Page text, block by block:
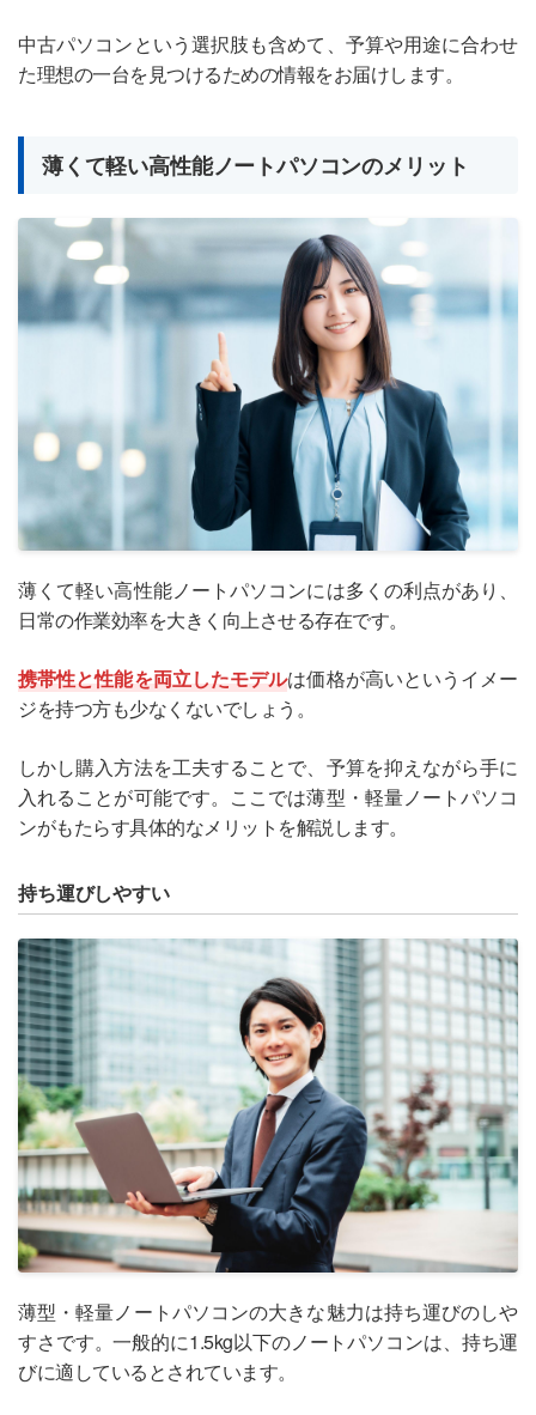
中古パソコンという選択肢も含めて、予算や用途に合わせ
た理想の一台を見つけるための情報をお届けします。
薄くて軽い高性能ノートパソコンのメリット
薄くて軽い高性能ノートパソコンには多くの利点があり、
日常の作業効率を大きく向上させる存在です。
携帯性と性能を両立したモデルは価格が高いというイメー
ジを持つ方も少なくないでしょう。
しかし購入方法を工夫することで、予算を抑えながら手に
入れることが可能です。ここでは薄型・軽量ノートパソコ
ンがもたらす具体的なメリットを解説します。
持ち運びしやすい
薄型・軽量ノートパソコンの大きな魅力は持ち運びのしや
すさです。一般的に1.5kg以下のノートパソコンは、持ち運
びに適しているとされています。